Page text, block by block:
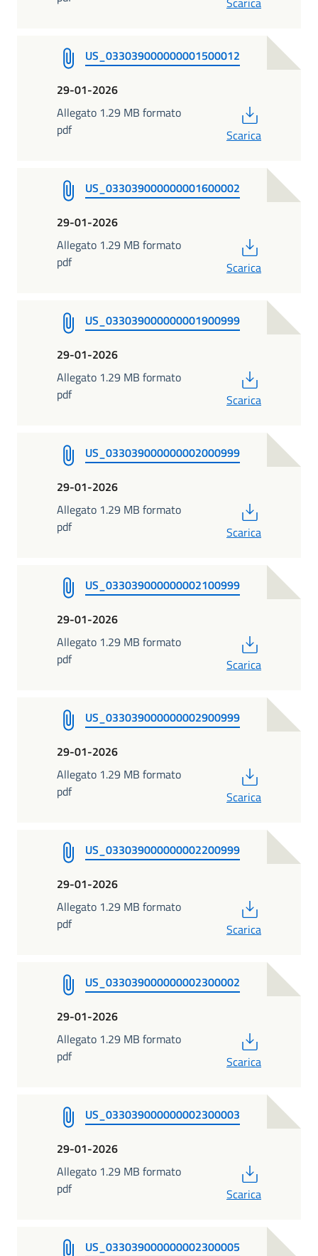
US_033039000000001500012
29-01-2026
Allegato 1.29 MB formato
pdf
Scarica
US_033039000000001600002
29-01-2026
Allegato 1.29 MB formato
pdf
Scarica
US_033039000000001900999
29-01-2026
Allegato 1.29 MB formato
pdf
Scarica
US_033039000000002000999
29-01-2026
Allegato 1.29 MB formato
pdf
Scarica
US_033039000000002100999
29-01-2026
Allegato 1.29 MB formato
pdf
Scarica
US_033039000000002900999
29-01-2026
Allegato 1.29 MB formato
pdf
Scarica
US_033039000000002200999
29-01-2026
Allegato 1.29 MB formato
pdf
Scarica
US_033039000000002300002
29-01-2026
Allegato 1.29 MB formato
pdf
Scarica
US_033039000000002300003
29-01-2026
Allegato 1.29 MB formato
pdf
Scarica
US_033039000000002300005